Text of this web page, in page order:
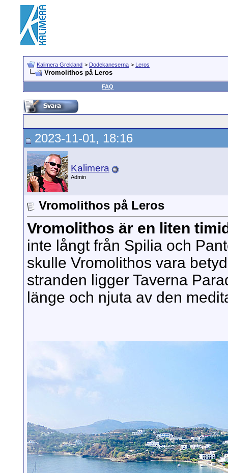
Kalimera Grekland > Dodekaneserna > Leros
Vromolithos på Leros
FAQ
2023-11-01, 18:16
Kalimera
Admin
Vromolithos på Leros
Vromolithos är en liten
inte långt från Spilia och
skulle Vromolithos vara
stranden ligger Taverna
länge och njuta av den